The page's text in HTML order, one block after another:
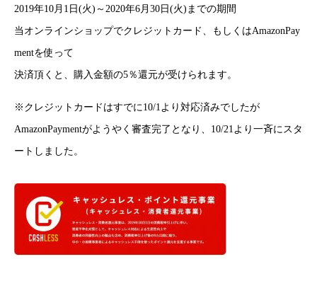
2019年10月1日(火)～2020年6月30日(火)までの期間
当オンラインショップでクレジットカード、もしくはAmazonPay
mentを使って
決済頂くと、購入金額の5％還元が受けられます。
※クレジットカードはすでに10/1より対応済みでしたが
AmazonPaymentがようやく審査完了となり、10/21より一斉にスタ
ートしました。